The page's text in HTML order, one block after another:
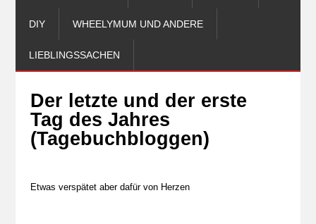
DIY WHEELYMUM UND ANDERE
LIEBLINGSSACHEN
Der letzte und der erste
Tag des Jahres
(Tagebuchbloggen)
Etwas verspätet aber dafür von Herzen